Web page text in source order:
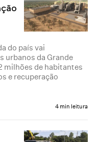
do país vai
urbanos da Grande
milhões de habitantes
e recuperação
4 min leitura